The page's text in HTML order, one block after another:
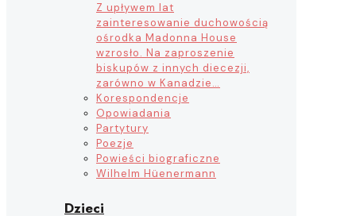
Z upływem lat
zainteresowanie duchowością
ośrodka Madonna House
wzrosło. Na zaproszenie
biskupów z innych diecezji,
zarówno w Kanadzie…
Korespondencje
Opowiadania
Partytury
Poezje
Powieści biograficzne
Wilhelm Hüenermann
Dzieci